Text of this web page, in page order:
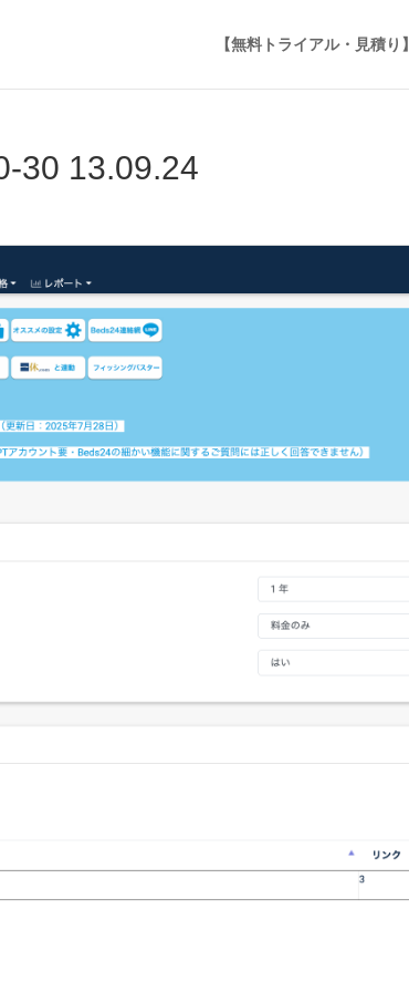
【無料トライアル・見積り】
30 13.09.24